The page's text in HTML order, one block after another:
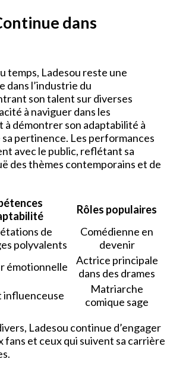
dans
temps, Ladesou reste une
dans l’industrie du
son talent sur diverses
à naviguer dans les
à démontrer son adaptabilité à
pertinence. Les performances
avec le public, reflétant sa
des thèmes contemporains et de
Rôles populaires
de
polyvalents
Comédienne en
devenir
émotionnelle
Actrice principale
dans des drames
influenceuse
Matriarche
comique sage
Ladesou continue d’engager
fans et ceux qui suivent sa carrière